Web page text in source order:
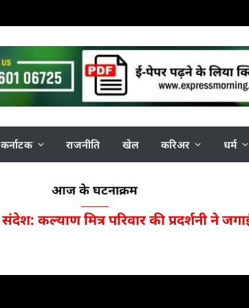
कर्नाटक राजनीति खेल करिअर धर्म
आज के घटनाक्रम
है जीवन का वास्तविक रूपांतरण : मुनि श्री